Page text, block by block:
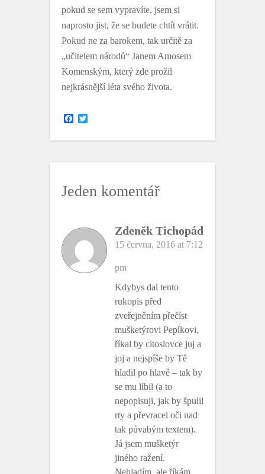
pokud se sem vypravíte, jsem si
naprosto jist, že se budete chtít vrátit.
Pokud ne za barokem, tak určitě za
„učitelem národů“ Janem Amosem
Komenským, který zde prožil
nejkrásnější léta svého života.
F
Jeden komentář
Zdeněk Tichopád
15 června, 2016 at 7:12
pm
Kdybys dal tento
rukopis před
zveřejněním přečíst
mušketýrovi Pepíkovi,
říkal by citoslovce juj a
joj a nejspíše by Tě
hladil po hlavě – tak by
se mu líbil (a to
nepopisuji, jak by špulil
rty a převracel oči nad
tak půvabým textem).
Já jsem mušketýr
jiného ražení.
Nehladím, ale říkám